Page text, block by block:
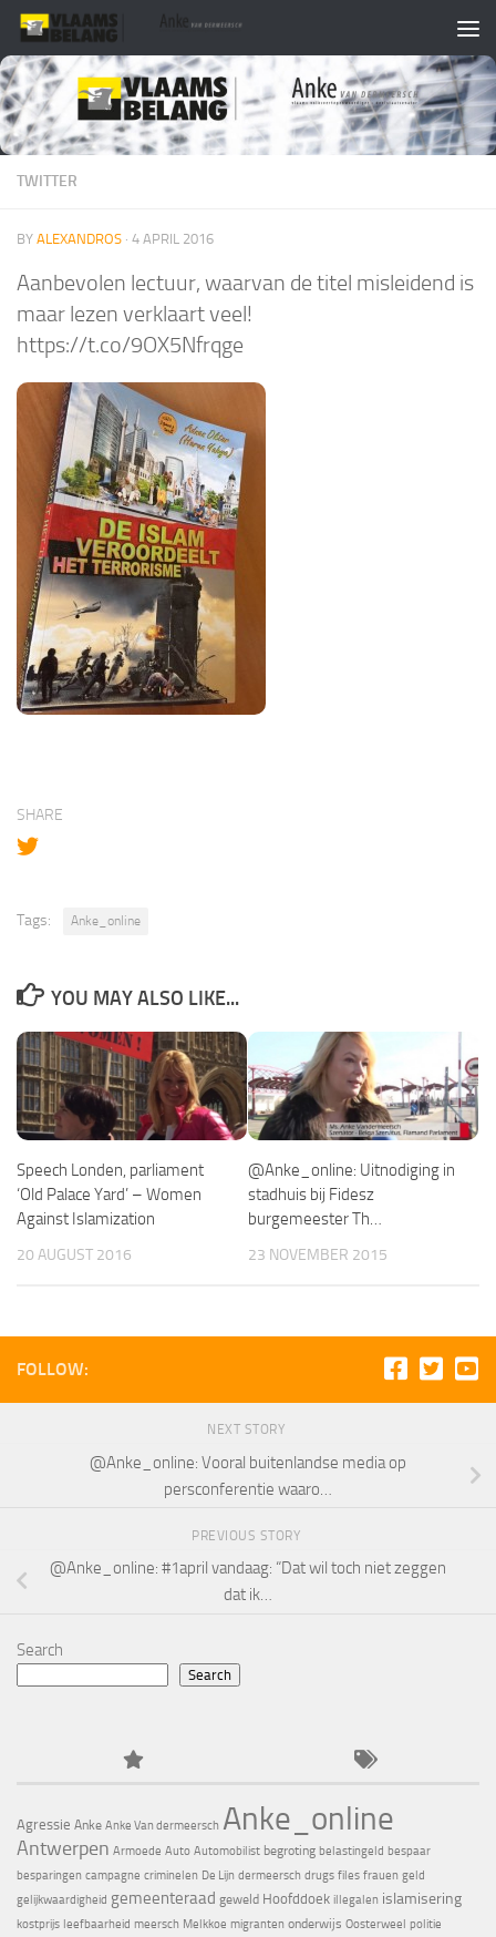
Skip to content
TWITTER
BY ALEXANDROS · 4 APRIL 2016
Aanbevolen lectuur, waarvan de titel misleidend is
maar lezen verklaart veel!
https://t.co/9OX5Nfrqge
SHARE
Tags: Anke_online
YOU MAY ALSO LIKE...
Speech Londen, parliament
‘Old Palace Yard’ – Women
Against Islamization
20 AUGUST 2016
@Anke_online: Uitnodiging in
stadhuis bij Fidesz
burgemeester Th…
23 NOVEMBER 2015
FOLLOW:
NEXT STORY
@Anke_online: Vooral buitenlandse media op
persconferentie waaro…
PREVIOUS STORY
@Anke_online: #1april vandaag: “Dat wil toch niet zeggen
dat ik…
Search
Search
Agressie Anke Anke Van dermeersch Anke_online
Antwerpen Armoede Auto Automobilist begroting belastingeld bespaar
besparingen campagne criminelen De Lijn dermeersch drugs files frauen geld
gelijkwaardigheid gemeenteraad geweld Hoofddoek illegalen islamisering
kostprijs leefbaarheid meersch Melkkoe migranten onderwijs Oosterweel politie